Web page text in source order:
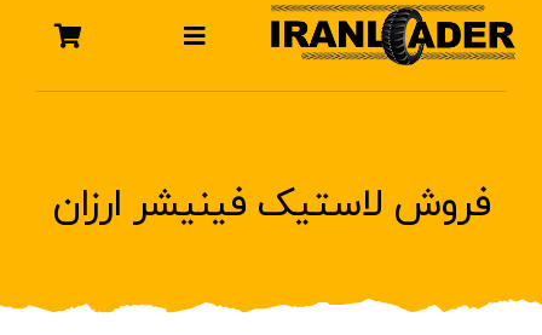
محتوا
Toggle
Navigation
لودر
فروش لاستیک فینیشر ارزان